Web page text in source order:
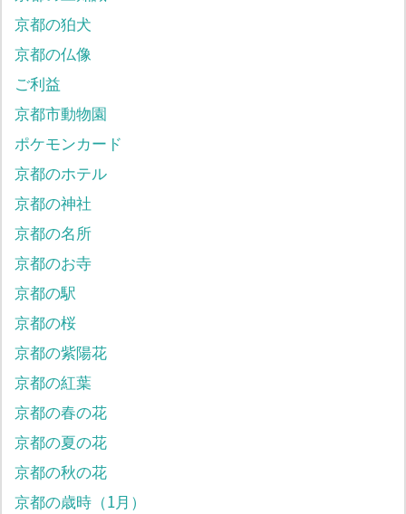
京都の狛犬
京都の仏像
ご利益
京都市動物園
ポケモンカード
京都のホテル
京都の神社
京都の名所
京都のお寺
京都の駅
京都の桜
京都の紫陽花
京都の紅葉
京都の春の花
京都の夏の花
京都の秋の花
京都の歳時（1月）